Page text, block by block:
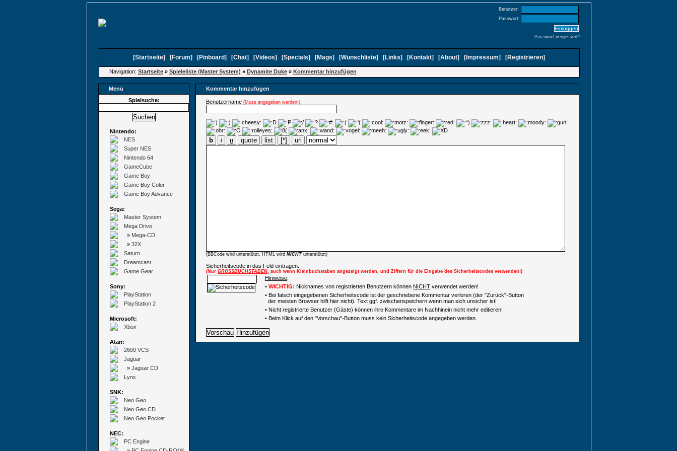
Benutzer:
Passwort:
Passwort vergessen?
[Startseite] [Forum] [Pinboard] [Chat] [Videos] [Specials] [Mags] [Wunschliste] [Links] [Kontakt] [About] [ Impressum] [Registrieren]
Navigation: Startseite» Spieleliste (Master System) » Dynamite Duke» Kommentar hinzufügen
Menü
Kommentar hinzufügen
Spielsuche:
Nintendo:
NES
Super NES
Nintendo 64
GameCube
Game Boy
Game Boy Color
Game Boy Advance
Sega:
Master System
Mega Drive
» Mega-CD
» 32X
Saturn
Dreamcast
Game Gear
Sony:
PlayStation
PlayStation 2
Microsoft:
Xbox
Atari:
2600 VCS
Jaguar
» Jaguar CD
Lynx
SNK:
Neo Geo
Neo Geo CD
Neo Geo Pocket
NEC:
PC Engine
Benutzername (Muss angegeben werden!):
b i u quote list [*] url
(BBCode wird unterstützt, HTML wird NICHT unterstützt)
Sicherheitscode in das Feld eintragen:
(Nur GROSSBUCHSTABEN, auch wenn Kleinbuchstaben angezeigt werden, und Ziffern für die Eingabe des Sicherheitscodes verwenden!)
Hinweise:
• WICHTIG: Nicknames von registrierten Benutzern können NICHT verwendet werden!
• Bei falsch eingegebenen Sicherheitscode ist der geschriebene Kommentar verloren (der "Zurück"-Button
der meisten Browser hilft hier nicht). Text ggf. zwischenspeichern wenn man sich unsicher ist!
• Nicht registrierte Benutzer (Gäste) können ihre Kommentare im Nachhinein nicht mehr editieren!
• Beim Klick auf den "Vorschau"-Button muss kein Sicherheitscode angegeben werden.